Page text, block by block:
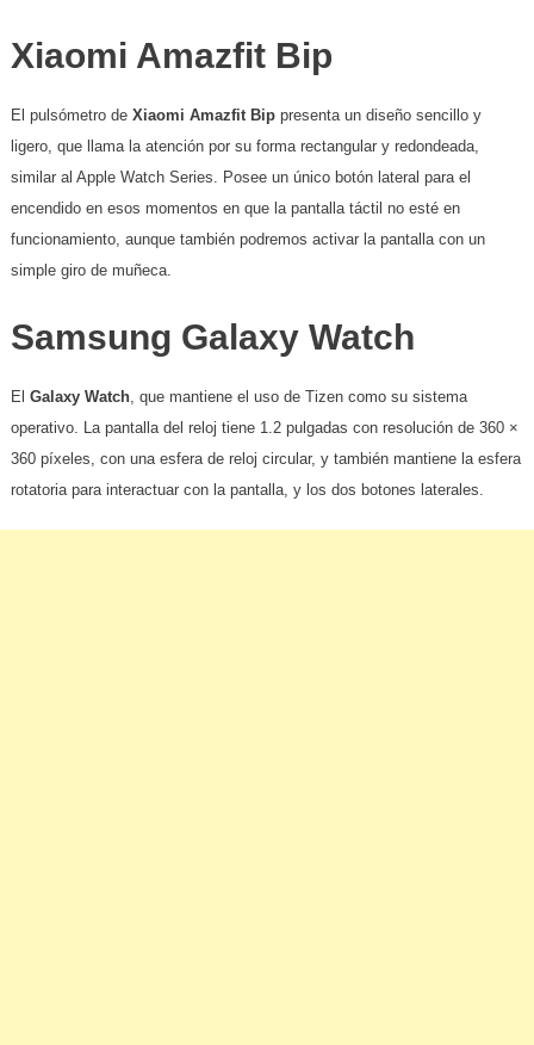
Xiaomi Amazfit Bip
El pulsómetro de Xiaomi Amazfit Bippresenta un diseño sencillo y
ligero, que llama la atención por su forma rectangular y redondeada,
similar al Apple Watch Series. Posee un único botón lateral para el
encendido en esos momentos en que la pantalla táctil no esté en
funcionamiento, aunque también podremos activar la pantalla con un
simple giro de muñeca.
Samsung Galaxy Watch
El Galaxy Watch, que mantiene el uso de Tizen como su sistema
operativo. La pantalla del reloj tiene 1.2 pulgadas con resolución de 360 ×
360 píxeles, con una esfera de reloj circular, y también mantiene la esfera
rotatoria para interactuar con la pantalla, y los dos botones laterales.